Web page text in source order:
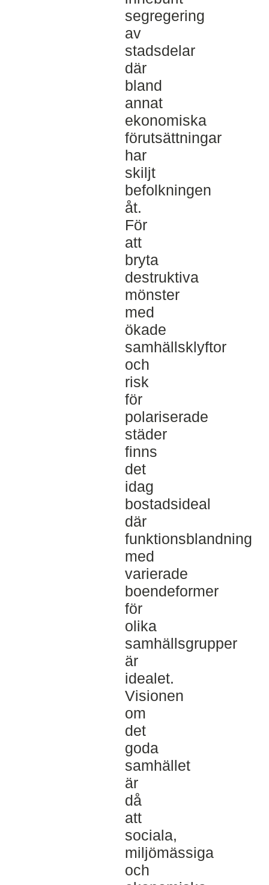
segregering
av
stadsdelar
där
bland
annat
ekonomiska
förutsättningar
har
skiljt
befolkningen
åt.
För
att
bryta
destruktiva
mönster
med
ökade
samhällsklyftor
och
risk
för
polariserade
städer
finns
det
idag
bostadsideal
där
funktionsblandning
med
varierade
boendeformer
för
olika
samhällsgrupper
är
idealet.
Visionen
om
det
goda
samhället
är
då
att
sociala,
miljömässiga
och